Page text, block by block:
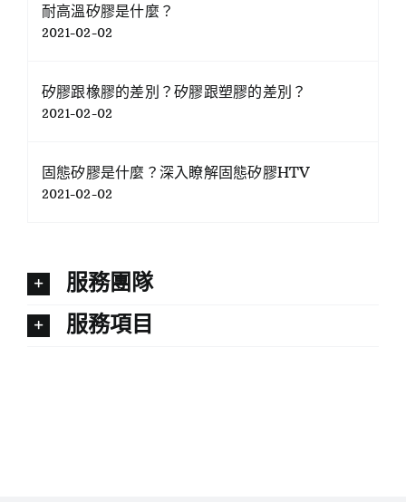
耐高溫矽膠是什麼？
2021-02-02
矽膠跟橡膠的差別？矽膠跟塑膠的差別？
2021-02-02
固態矽膠是什麼？深入瞭解固態矽膠HTV
2021-02-02
服務團隊
服務項目